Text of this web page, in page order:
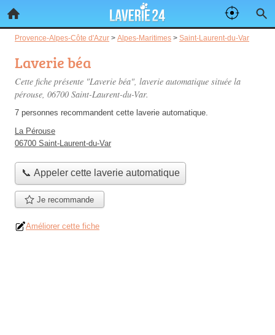
Provence-Alpes-Côte d'Azur > Alpes-Maritimes > Saint-Laurent-du-Var
Laverie béa
Cette fiche présente "Laverie béa", laverie automatique située la
pérouse, 06700 Saint-Laurent-du-Var.
7 personnes recommandent cette laverie automatique.
La Pérouse
06700 Saint-Laurent-du-Var
📞 Appeler cette laverie automatique
Je recommande
Améliorer cette fiche